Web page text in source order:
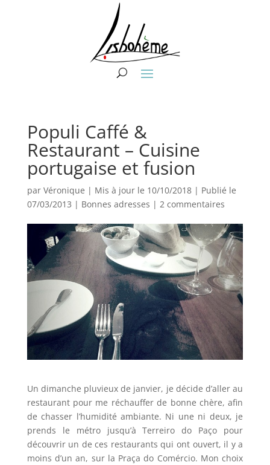
Populi Caffé &
Restaurant – Cuisine
portugaise et fusion
par Véronique | Mis à jour le 10/10/2018 | Publié le
07/03/2013 | Bonnes adresses | 2 commentaires
Un dimanche pluvieux de janvier, je décide d’aller au
restaurant pour me réchauffer de bonne chère, afin
de chasser l’humidité ambiante. Ni une ni deux, je
prends le métro jusqu’à Terreiro do Paço pour
découvrir un de ces restaurants qui ont ouvert, il y a
moins d’un an, sur la Praça do Comércio. Mon choix